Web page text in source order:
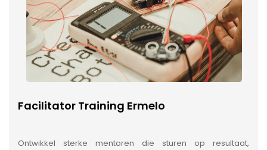
Facilitator Training Ermelo
Ontwikkel sterke mentoren die sturen op resultaat,